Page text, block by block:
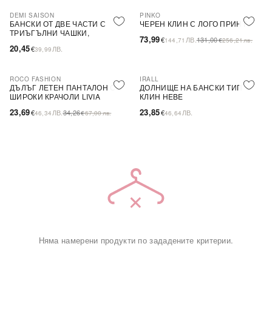
DEMI SAISON
БАНСКИ ОТ ДВЕ ЧАСТИ С
ТРИЪГЪЛНИ ЧАШКИ,
20,45€39,99 ЛВ.
-44%
PINKO
ЧЕРЕН КЛИН С ЛОГО ПРИНТ
73,99€144,71 ЛВ.131,00€256,21лв.
-31%
ROCO FASHION
ДЪЛЪГ ЛЕТЕН ПАНТАЛОН С
ШИРОКИ КРАЧОЛИ LIVIA
23,69€46,34 ЛВ.34,26€67,00лв.
IRALL
ДОЛНИЩЕ НА БАНСКИ ТИП
КЛИН HEBE
23,85€46,64 ЛВ.
Няма намерени продукти по зададените критерии.